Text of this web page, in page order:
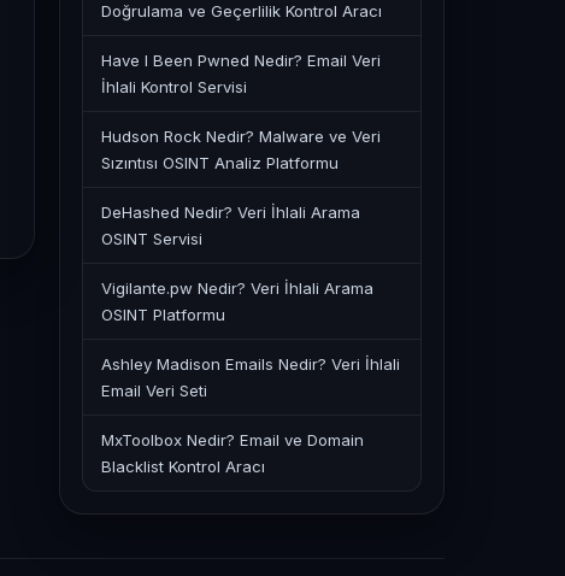
Doğrulama ve Geçerlilik Kontrol Aracı
Have I Been Pwned Nedir? Email Veri
İhlali Kontrol Servisi
Hudson Rock Nedir? Malware ve Veri
Sızıntısı OSINT Analiz Platformu
DeHashed Nedir? Veri İhlali Arama
OSINT Servisi
Vigilante.pw Nedir? Veri İhlali Arama
OSINT Platformu
Ashley Madison Emails Nedir? Veri İhlali
Email Veri Seti
MxToolbox Nedir? Email ve Domain
Blacklist Kontrol Aracı